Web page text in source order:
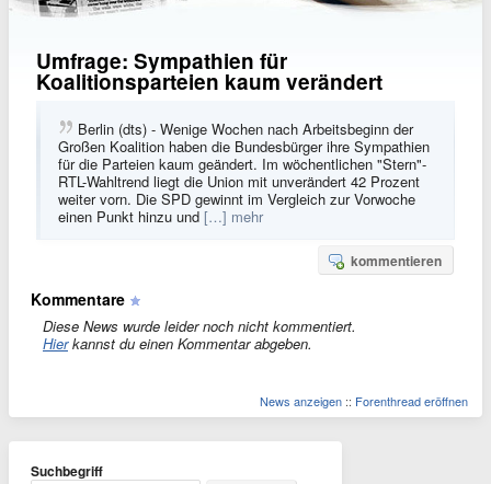
Umfrage: Sympathien für
Koalitionsparteien kaum verändert
Berlin (dts) - Wenige Wochen nach Arbeitsbeginn der
Großen Koalition haben die Bundesbürger ihre Sympathien
für die Parteien kaum geändert. Im wöchentlichen "Stern"-
RTL-Wahltrend liegt die Union mit unverändert 42 Prozent
weiter vorn. Die SPD gewinnt im Vergleich zur Vorwoche
einen Punkt hinzu und […] mehr
kommentieren
Kommentare
Diese News wurde leider noch nicht kommentiert.
Hierkannst du einen Kommentar abgeben.
News anzeigen :: Forenthread eröffnen
Suchbegriff